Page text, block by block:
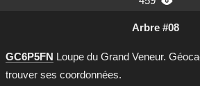
Arbre #08
GC6P5FN Loupe du Grand Veneur.
trouver ses coordonnées.